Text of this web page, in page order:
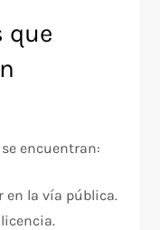
que
encuentran:
en la vía pública.